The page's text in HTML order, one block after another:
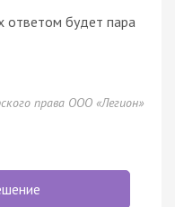
ответом будет пара
права ООО «Легион»